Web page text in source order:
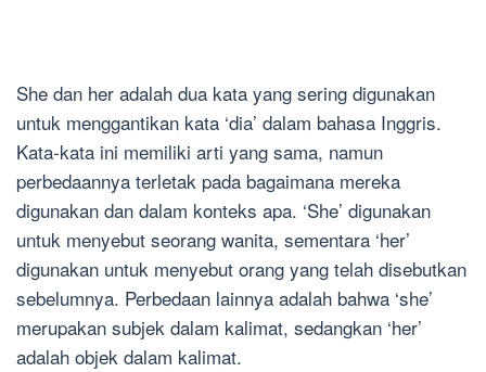
She dan her adalah dua kata yang sering digunakan
untuk menggantikan kata ‘dia’ dalam bahasa Inggris.
Kata-kata ini memiliki arti yang sama, namun
perbedaannya terletak pada bagaimana mereka
digunakan dan dalam konteks apa. ‘She’ digunakan
untuk menyebut seorang wanita, sementara ‘her’
digunakan untuk menyebut orang yang telah disebutkan
sebelumnya. Perbedaan lainnya adalah bahwa ‘she’
merupakan subjek dalam kalimat, sedangkan ‘her’
adalah objek dalam kalimat.